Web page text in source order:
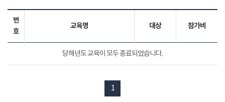
번
호
교육명 대상 참가비
당해년도 교육이 모두 종료되었습니다.
1